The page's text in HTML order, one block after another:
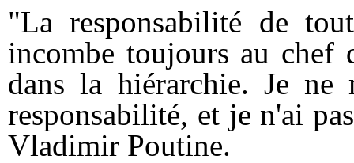
"La responsabilité de
incombe toujours au
dans la hiérarchie. Je ne
responsabilité, et je n'ai
Vladimir Poutine.